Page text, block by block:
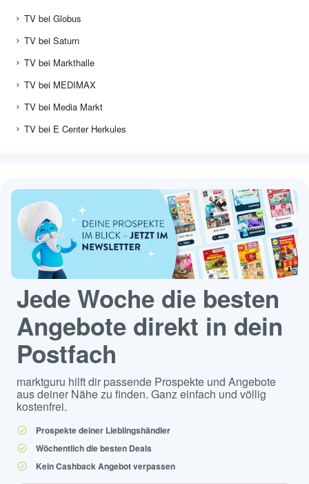
TV bei Globus
TV bei Saturn
TV bei Markthalle
TV bei MEDIMAX
TV bei Media Markt
TV bei E Center Herkules
Jede Woche die besten
Angebote direkt in dein
Postfach
marktguru hilft dir passende Prospekte und Angebote
aus deiner Nähe zu finden. Ganz einfach und völlig
kostenfrei.
Prospekte deiner Lieblingshändler
Wöchentlich die besten Deals
Kein Cashback Angebot verpassen